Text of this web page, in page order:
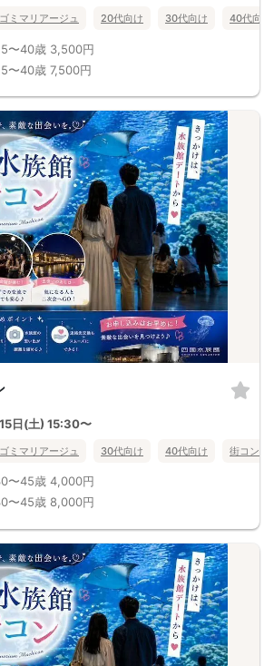
ミマリアージュ 20代向け 30代向け 40代向け
〜40歳 3,500円
〜40歳 7,500円
日(土) 15:30〜
ミマリアージュ 30代向け 40代向け 街コン
〜45歳 4,000円
〜45歳 8,000円